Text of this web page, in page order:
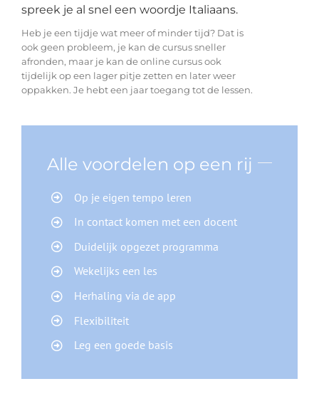
spreek je al snel een woordje Italiaans.
Heb je een tijdje wat meer of minder tijd? Dat is
ook geen probleem, je kan de cursus sneller
afronden, maar je kan de online cursus ook
tijdelijk op een lager pitje zetten en later weer
oppakken. Je hebt een jaar toegang tot de lessen.
Alle voordelen op een rij
Op je eigen tempo leren
In contact komen met een docent
Duidelijk opgezet programma
Wekelijks een les
Herhaling via de app
Flexibiliteit
Leg een goede basis